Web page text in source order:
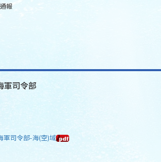
報
軍司令部
軍司令部-海(空)域